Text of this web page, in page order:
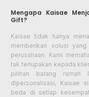
Mengapa Kaisae
Gift?
Kaisae tidak hanya
memberikan solusi
perusahaan. Kami
tak terlupakan kepada
pilihan barang ramah
dipersonalisasi, Kaisae
beda di setiap